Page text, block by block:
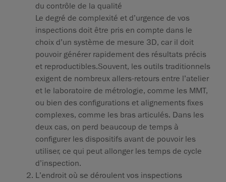
du contrôle de la qualité
Le degré de complexité et d’urgence de vos
inspections doit être pris en compte dans le
choix d’un système de mesure 3D, car il doit
pouvoir générer rapidement des résultats précis
et reproductibles.Souvent, les outils traditionnels
exigent de nombreux allers-retours entre l’atelier
et le laboratoire de métrologie, comme les MMT,
ou bien des configurations et alignements fixes
complexes, comme les bras articulés. Dans les
deux cas, on perd beaucoup de temps à
configurer les dispositifs avant de pouvoir les
utiliser, ce qui peut allonger les temps de cycle
d’inspection.
L’endroit où se déroulent vos inspections